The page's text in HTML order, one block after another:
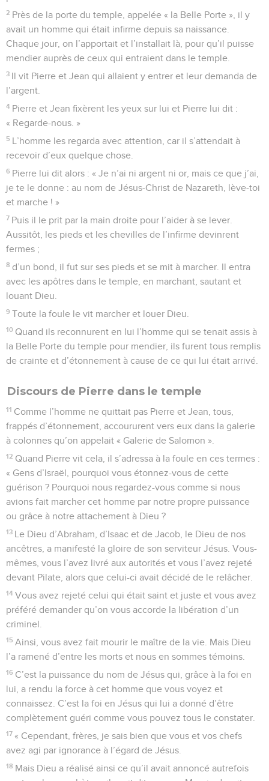
2 Près de la porte du temple, appelée « la Belle Porte », il y
avait un homme qui était infirme depuis sa naissance.
Chaque jour, on l’apportait et l’installait là, pour qu’il puisse
mendier auprès de ceux qui entraient dans le temple.
3 Il vit Pierre et Jean qui allaient y entrer et leur demanda de
l’argent.
4 Pierre et Jean fixèrent les yeux sur lui et Pierre lui dit :
« Regarde-nous. »
5 L’homme les regarda avec attention, car il s’attendait à
recevoir d’eux quelque chose.
6 Pierre lui dit alors : « Je n’ai ni argent ni or, mais ce que j’ai,
je te le donne : au nom de Jésus-Christ de Nazareth, lève-toi
et marche ! »
7 Puis il le prit par la main droite pour l’aider à se lever.
Aussitôt, les pieds et les chevilles de l’infirme devinrent
fermes ;
8 d’un bond, il fut sur ses pieds et se mit à marcher. Il entra
avec les apôtres dans le temple, en marchant, sautant et
louant Dieu.
9 Toute la foule le vit marcher et louer Dieu.
10 Quand ils reconnurent en lui l’homme qui se tenait assis à
la Belle Porte du temple pour mendier, ils furent tous remplis
de crainte et d’étonnement à cause de ce qui lui était arrivé.
Discours de Pierre dans le temple
11 Comme l’homme ne quittait pas Pierre et Jean, tous,
frappés d’étonnement, accoururent vers eux dans la galerie
à colonnes qu’on appelait « Galerie de Salomon ».
12 Quand Pierre vit cela, il s’adressa à la foule en ces termes :
« Gens d’Israël, pourquoi vous étonnez-vous de cette
guérison ? Pourquoi nous regardez-vous comme si nous
avions fait marcher cet homme par notre propre puissance
ou grâce à notre attachement à Dieu ?
13 Le Dieu d’Abraham, d’Isaac et de Jacob, le Dieu de nos
ancêtres, a manifesté la gloire de son serviteur Jésus. Vous-
mêmes, vous l’avez livré aux autorités et vous l’avez rejeté
devant Pilate, alors que celui-ci avait décidé de le relâcher.
14 Vous avez rejeté celui qui était saint et juste et vous avez
préféré demander qu’on vous accorde la libération d’un
criminel.
15 Ainsi, vous avez fait mourir le maître de la vie. Mais Dieu
l’a ramené d’entre les morts et nous en sommes témoins.
16 C’est la puissance du nom de Jésus qui, grâce à la foi en
lui, a rendu la force à cet homme que vous voyez et
connaissez. C’est la foi en Jésus qui lui a donné d’être
complètement guéri comme vous pouvez tous le constater.
17 « Cependant, frères, je sais bien que vous et vos chefs
avez agi par ignorance à l’égard de Jésus.
18 Mais Dieu a réalisé ainsi ce qu’il avait annoncé autrefois